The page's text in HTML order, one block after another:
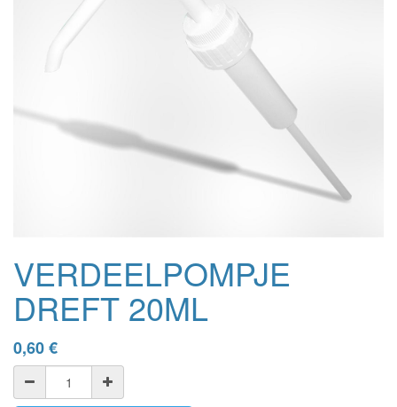
VERDEELPOMPJE
DREFT 20ML
0,60€